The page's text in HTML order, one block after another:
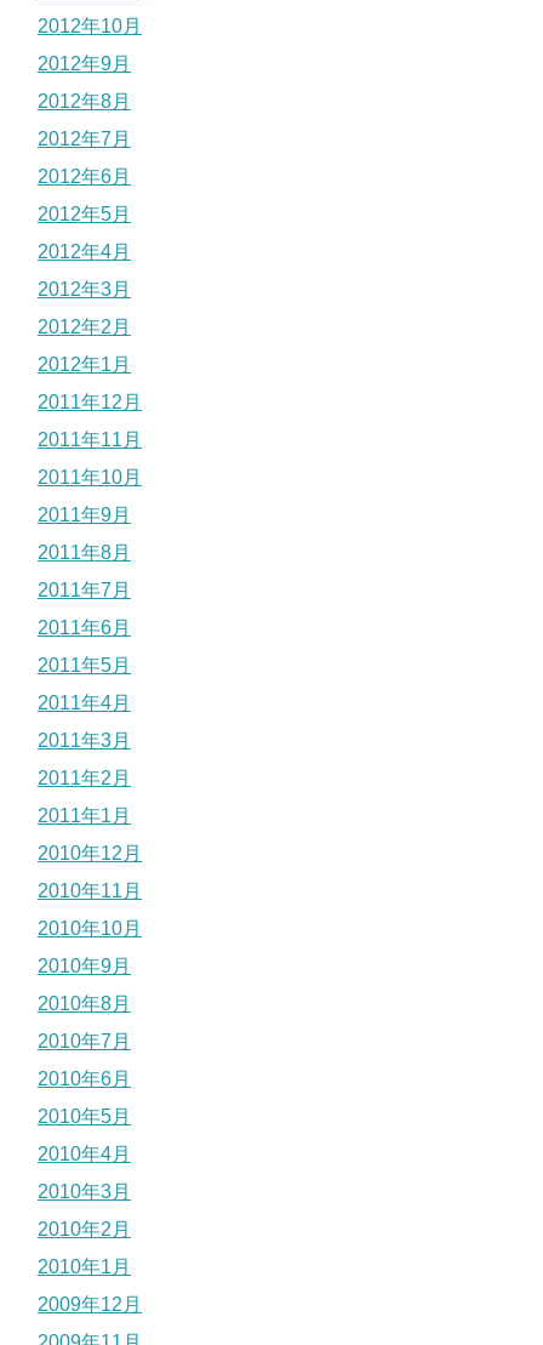
2012年10月
2012年9月
2012年8月
2012年7月
2012年6月
2012年5月
2012年4月
2012年3月
2012年2月
2012年1月
2011年12月
2011年11月
2011年10月
2011年9月
2011年8月
2011年7月
2011年6月
2011年5月
2011年4月
2011年3月
2011年2月
2011年1月
2010年12月
2010年11月
2010年10月
2010年9月
2010年8月
2010年7月
2010年6月
2010年5月
2010年4月
2010年3月
2010年2月
2010年1月
2009年12月